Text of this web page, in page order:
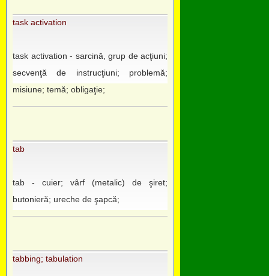
task activation
task activation - sarcină, grup de acţiuni;
secvenţă de instrucţiuni; problemă;
misiune; temă; obligaţie;
tab
tab - cuier; vârf (metalic) de şiret;
butonieră; ureche de şapcă;
tabbing; tabulation